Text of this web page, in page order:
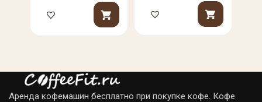
Аренда кофемашин бесплатно при покупке кофе. Кофе